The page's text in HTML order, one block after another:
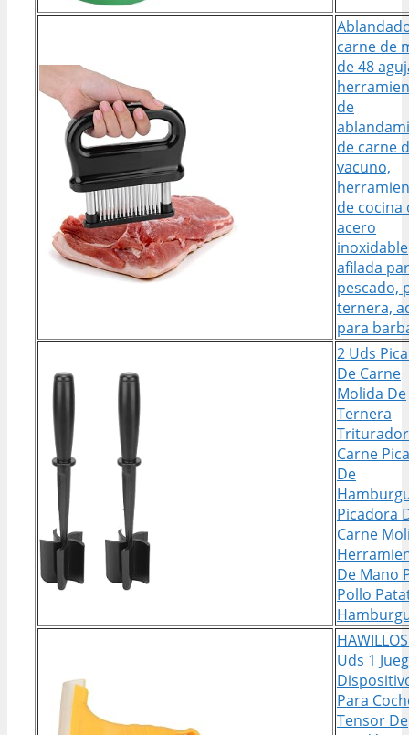
carne de
de 48
de
de carne
vacuno,
de cocina
acero
inoxidable
afilada
pescado,
ternera,
para
2 Uds
De Carne
Molida De
Ternera
Carne
De
Picadora
Carne
De Mano
Pollo
Uds 1
Para
Tensor De